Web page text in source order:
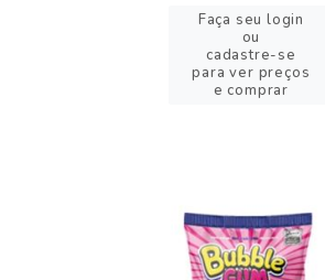
Faça seu login
ou
cadastre-se
para ver preços
e comprar